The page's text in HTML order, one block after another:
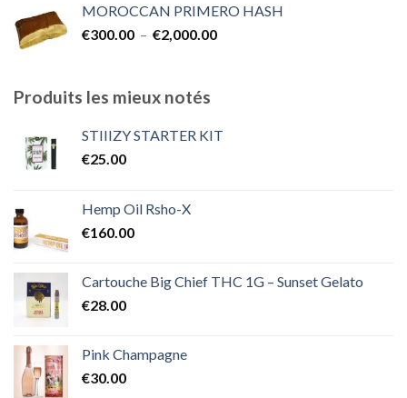
€300.00
à
MOROCCAN PRIMERO HASH
€300.00 – €2,000.00Plage
€2,000.00
Produits les mieux notés
STIIIZY STARTER KIT
€25.00
Hemp Oil Rsho-X
€160.00
Cartouche Big Chief THC 1G – Sunset Gelato
€28.00
Pink Champagne
€30.00